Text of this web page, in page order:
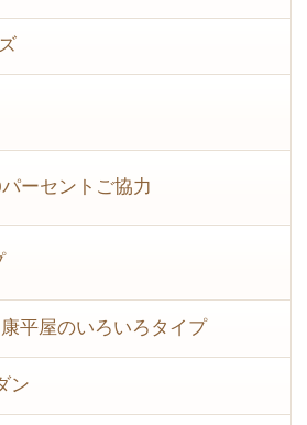
ーセントご協力
平屋のいろいろタイプ
ン